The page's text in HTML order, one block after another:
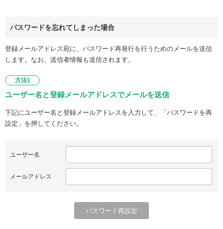
パスワードを忘れてしまった場合
登録メールアドレス宛に、パスワード再発行を行うためのメールを送信
します。なお、送信者情報も送信されます。
方法1
ユーザー名と登録メールアドレスでメールを送信
下記にユーザー名と登録メールアドレスを入力して、「パスワードを再
設定」を押してください。
ユーザー名
メールアドレス